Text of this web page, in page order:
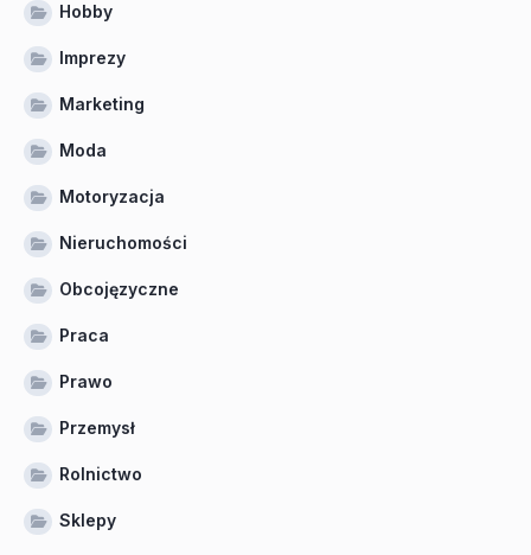
Hobby
Imprezy
Marketing
Moda
Motoryzacja
Nieruchomości
Obcojęzyczne
Praca
Prawo
Przemysł
Rolnictwo
Sklepy